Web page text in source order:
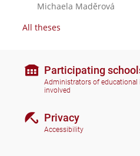
Michaela Maděrová
All theses
Participating
Administrators of
involved
Privacy
Accessibility